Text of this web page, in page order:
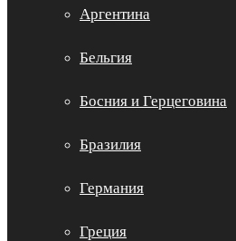
Аргентина
Бельгия
Босния и Герцеговина
Бразилия
Германия
Греция